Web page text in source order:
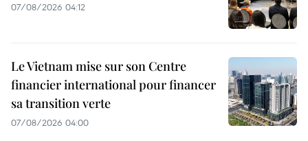
07/08/2026 04:12
Le Vietnam mise sur son Centre
financier international pour financer
sa transition verte
07/08/2026 04:00